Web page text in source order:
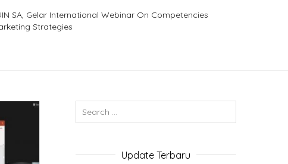
SA, Gelar International Webinar On Competencies
Strategies
Update Terbaru